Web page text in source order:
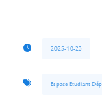
2025-10-23
Espace Etudiant